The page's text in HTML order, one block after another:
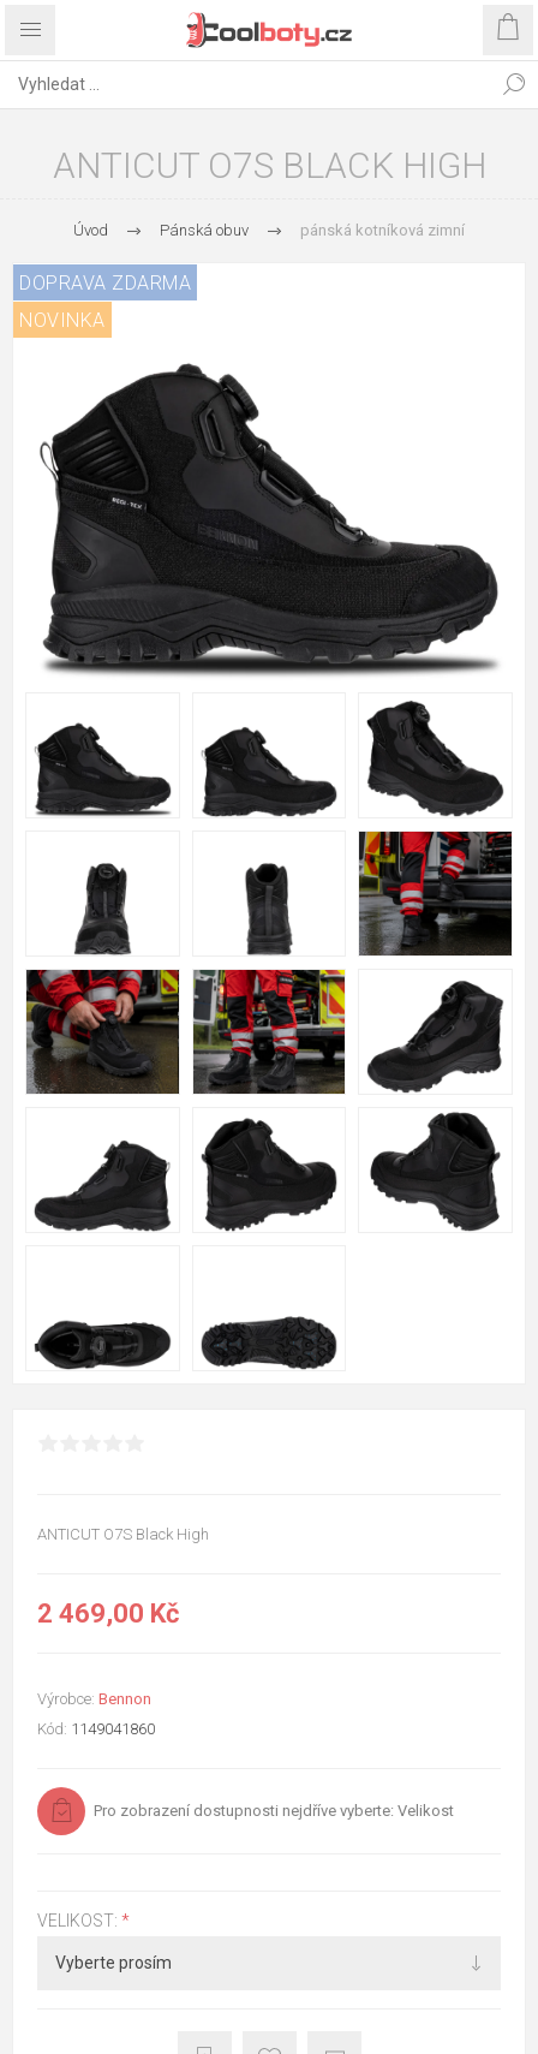
ANTICUT O7S BLACK HIGH
Úvod Pánská obuv pánská kotníková zimní
DOPRAVA ZDARMA
NOVINKA
ANTICUT O7S Black High
2 469,00 Kč
Výrobce: Bennon
Kód: 1149041860
Pro zobrazení dostupnosti nejdříve vyberte: Velikost
VELIKOST: *